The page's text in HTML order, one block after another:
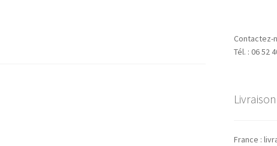
Contactez-
Tél. : 06 52
Livraison
France :